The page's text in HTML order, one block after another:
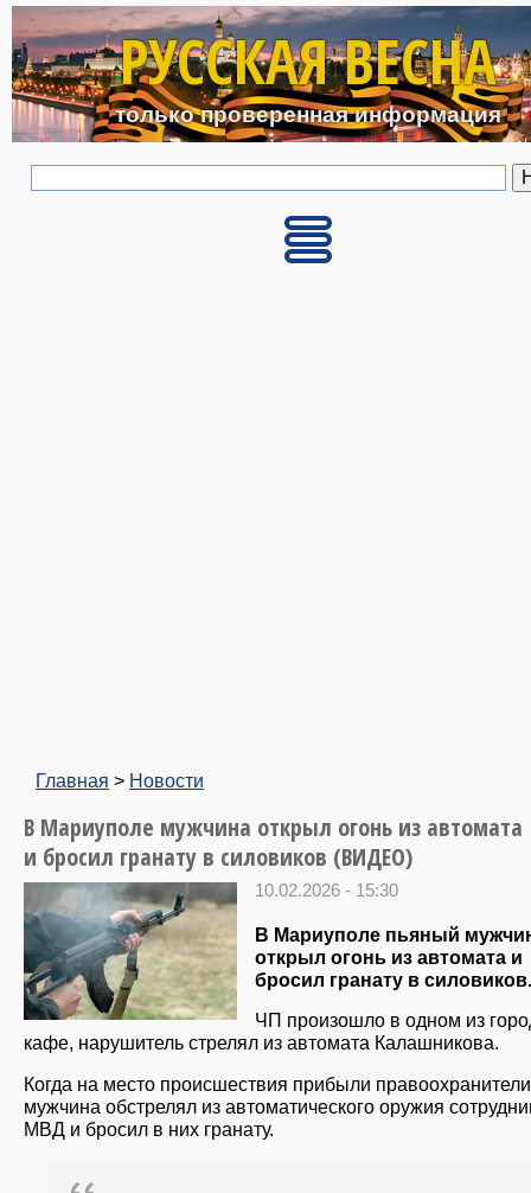
Перейти к основному
РУССКАЯ ВЕСНА
только проверенная информация
Главная > Новости
В Мариуполе мужчина открыл огонь из автомата
и бросил гранату в силовиков (ВИДЕО)
10.02.2026 - 15:30
В Мариуполе пьяный
открыл огонь из автомата и
бросил гранату в силовиков.
ЧП произошло в одном из
кафе, нарушитель стрелял из автомата Калашникова.
Когда на место происшествия прибыли
мужчина обстрелял из автоматического оружия
МВД и бросил в них гранату.